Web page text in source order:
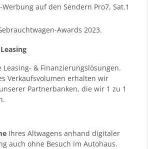
Werbung auf den Sendern Pro7, Sat.1
Awards 2023.
& Finanzierungslösungen.
Verkaufsvolumen erhalten wir
Partnerbanken, die wir 1 zu 1
Ihres Altwagens anhand digitaler
auch ohne Besuch im Autohaus.